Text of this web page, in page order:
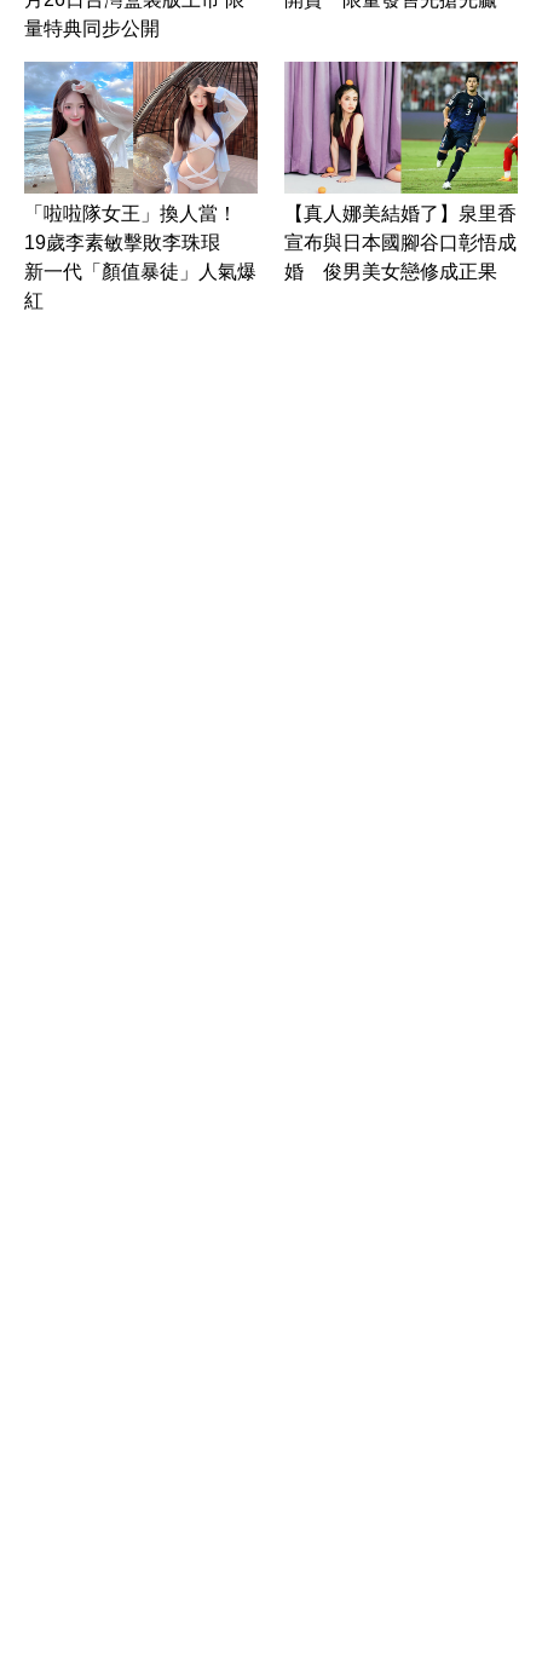
量特典同步公開
「啦啦隊女王」換人當！
19歲李素敏擊敗李珠珢
新一代「顏值暴徒」人氣爆
紅
【真人娜美結婚了】泉里香
宣布與日本國腳谷口彰悟成
婚 俊男美女戀修成正果